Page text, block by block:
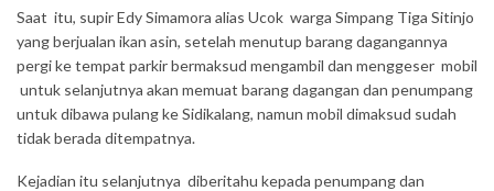
Saat itu, supir Edy Simamora alias Ucok warga Simpang Tiga Sitinjo
yang berjualan ikan asin, setelah menutup barang dagangannya
pergi ke tempat parkir bermaksud mengambil dan menggeser mobil
untuk selanjutnya akan memuat barang dagangan dan penumpang
untuk dibawa pulang ke Sidikalang, namun mobil dimaksud sudah
tidak berada ditempatnya.
Kejadian itu selanjutnya diberitahu kepada penumpang dan